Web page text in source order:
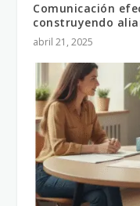
Comunicación
construyendo
abril 21, 2025